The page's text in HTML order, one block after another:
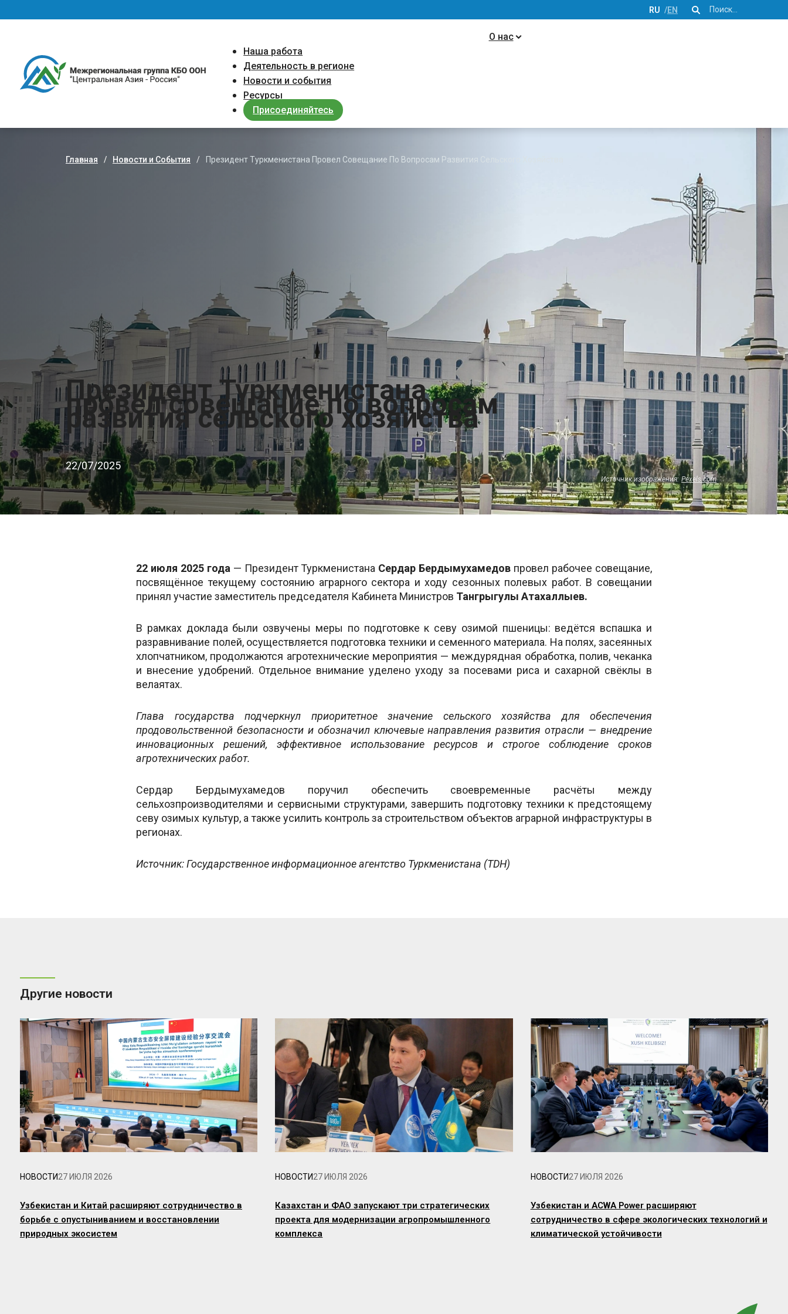
О нас
Наша работа
Деятельность в регионе
Новости и cобытия
Ресурсы
Присоединяйтесь
Поиск
RU EN
Строка навигации
Главная Новости и События Президент Туркменистана Провел Совещание По Вопросам Развития Сельского Хозяйства
Президент Туркменистана
провел совещание по вопросам
развития сельского хозяйства
22/07/2025
Источник изображения: Pexels.com
22 июля 2025 года — Президент Туркменистана Сердар Бердымухамедов провел рабочее совещание,
посвящённое текущему состоянию аграрного сектора и ходу сезонных полевых работ. В совещании
принял участие заместитель председателя Кабинета Министров Тангрыгулы Атахаллыев.
В рамках доклада были озвучены меры по подготовке к севу озимой пшеницы: ведётся вспашка и
разравнивание полей, осуществляется подготовка техники и семенного материала. На полях, засеянных
хлопчатником, продолжаются агротехнические мероприятия — междурядная обработка, полив, чеканка
и внесение удобрений. Отдельное внимание уделено уходу за посевами риса и сахарной свёклы в
велаятах.
Глава государства подчеркнул приоритетное значение сельского хозяйства для обеспечения
продовольственной безопасности и обозначил ключевые направления развития отрасли — внедрение
инновационных решений, эффективное использование ресурсов и строгое соблюдение сроков
агротехнических работ.
Сердар Бердымухамедов поручил обеспечить своевременные расчёты между
сельхозпроизводителями и сервисными структурами, завершить подготовку техники к предстоящему
севу озимых культур, а также усилить контроль за строительством объектов аграрной инфраструктуры в
регионах.
Источник: Государственное информационное агентство Туркменистана (TDH)
Другие новости
НОВОСТИ27 ИЮЛЯ 2026
Узбекистан и Китай расширяют сотрудничество в
борьбе с опустыниванием и восстановлении
природных экосистем
НОВОСТИ27 ИЮЛЯ 2026
Казахстан и ФАО запускают три стратегических
проекта для модернизации агропромышленного
комплекса
НОВОСТИ27 ИЮЛЯ 2026
Узбекистан и ACWA Power расширяют
сотрудничество в сфере экологических технологий и
климатической устойчивости